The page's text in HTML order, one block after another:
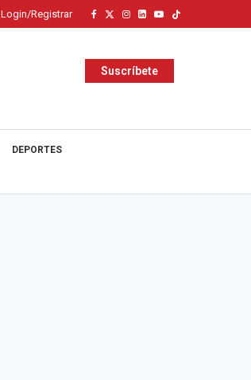
Login/Registrar
Suscríbete
DEPORTES